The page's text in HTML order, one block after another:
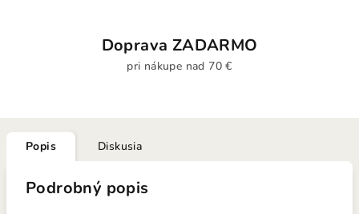
Doprava ZADARMO
pri nákupe nad 70 €
Popis Diskusia
Podrobný popis